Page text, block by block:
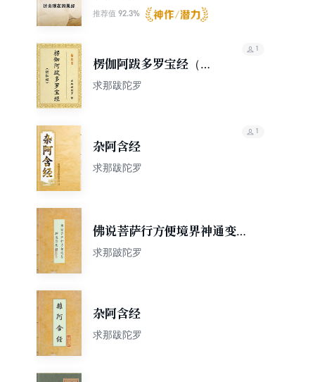
推荐值 92.3%
楞伽阿跋多罗宝经（楞
伽经）[精校本]
求那跋陀罗
1
杂阿含经
求那跋陀罗
1
佛说菩萨行方便境界神通变化
经
求那跛陀罗
杂阿含经
求那跋陀罗